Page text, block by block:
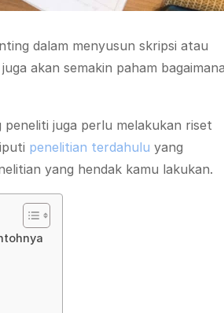
dalam menyusun skripsi atau
akan semakin paham
juga perlu melakukan riset
penelitian terdahulu yang
yang hendak kamu lakukan.